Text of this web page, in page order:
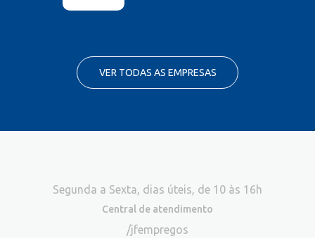
VER TODAS AS EMPRESAS
Segunda a Sexta, dias úteis, de 10 às 16h
Central de atendimento
/jfempregos